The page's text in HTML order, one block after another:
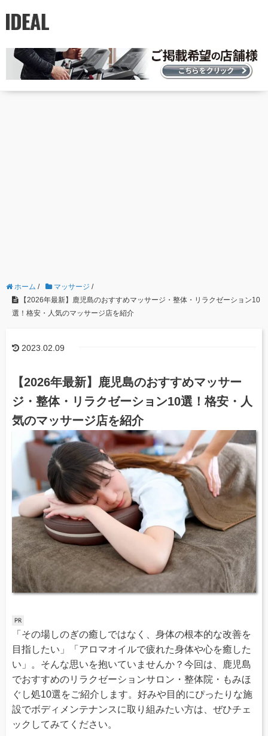
ホーム / マッサージ /
【2026年最新】鹿児島のおすすめマッサージ・整体・リラクゼーション10
選！格安・人気のマッサージ店を紹介
2023.02.09
【2026年最新】鹿児島のおすすめマッサー
ジ・整体・リラクゼーション10選！格安・人
気のマッサージ店を紹介
「その場しのぎの癒しではなく、身体の根本的な改善を
目指したい」「アロマオイルで疲れた身体や心を癒した
い」。そんな思いを抱いていませんか？今回は、鹿児島
でおすすめのリラクゼーションサロン・整体院・もみほ
ぐし処10選をご紹介します。好みや目的にぴったりな施
設でボディメンテナンスに取り組みたい方は、ぜひチェ
ックしてみてください。